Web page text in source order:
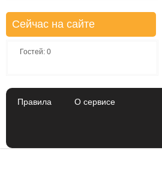
Сейчас на сайте
Гостей: 0
Правила О сервисе